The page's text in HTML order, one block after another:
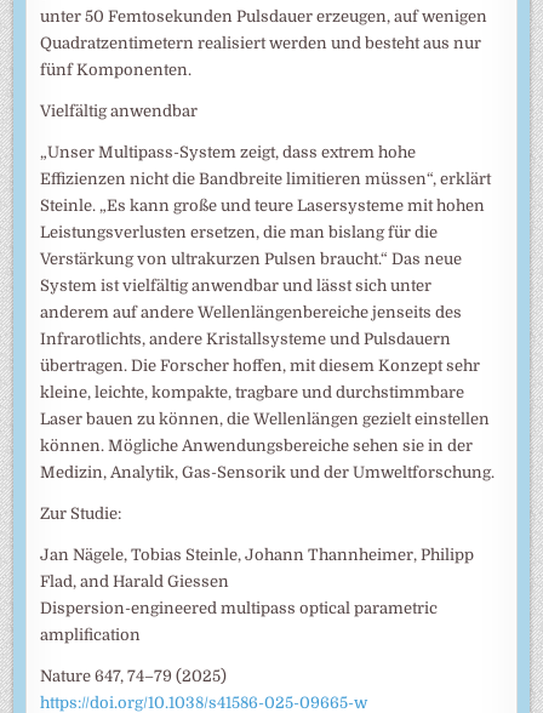
unter 50 Femtosekunden Pulsdauer erzeugen, auf wenigen
Quadratzentimetern realisiert werden und besteht aus nur
fünf Komponenten.
Vielfältig anwendbar
„Unser Multipass-System zeigt, dass extrem hohe
Effizienzen nicht die Bandbreite limitieren müssen“, erklärt
Steinle. „Es kann große und teure Lasersysteme mit hohen
Leistungsverlusten ersetzen, die man bislang für die
Verstärkung von ultrakurzen Pulsen braucht.“ Das neue
System ist vielfältig anwendbar und lässt sich unter
anderem auf andere Wellenlängenbereiche jenseits des
Infrarotlichts, andere Kristallsysteme und Pulsdauern
übertragen. Die Forscher hoffen, mit diesem Konzept sehr
kleine, leichte, kompakte, tragbare und durchstimmbare
Laser bauen zu können, die Wellenlängen gezielt einstellen
können. Mögliche Anwendungsbereiche sehen sie in der
Medizin, Analytik, Gas-Sensorik und der Umweltforschung.
Zur Studie:
Jan Nägele, Tobias Steinle, Johann Thannheimer, Philipp
Flad, and Harald Giessen
Dispersion-engineered multipass optical parametric
amplification
Nature 647, 74–79 (2025)
https://doi.org/10.1038/s41586-025-09665-w